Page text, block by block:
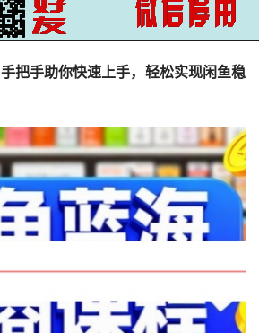
把手助你快速上手，轻松实现闲鱼稳